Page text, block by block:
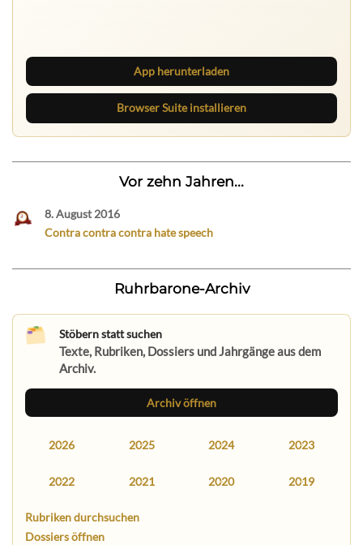
App herunterladen
Browser Suite installieren
Vor zehn Jahren...
8. August 2016
Contra contra contra hate speech
Ruhrbarone-Archiv
Stöbern statt suchen
Texte, Rubriken, Dossiers und Jahrgänge aus dem
Archiv.
Archiv öffnen
2026 2025 2024 2023
2022 2021 2020 2019
Rubriken durchsuchen
Dossiers öffnen